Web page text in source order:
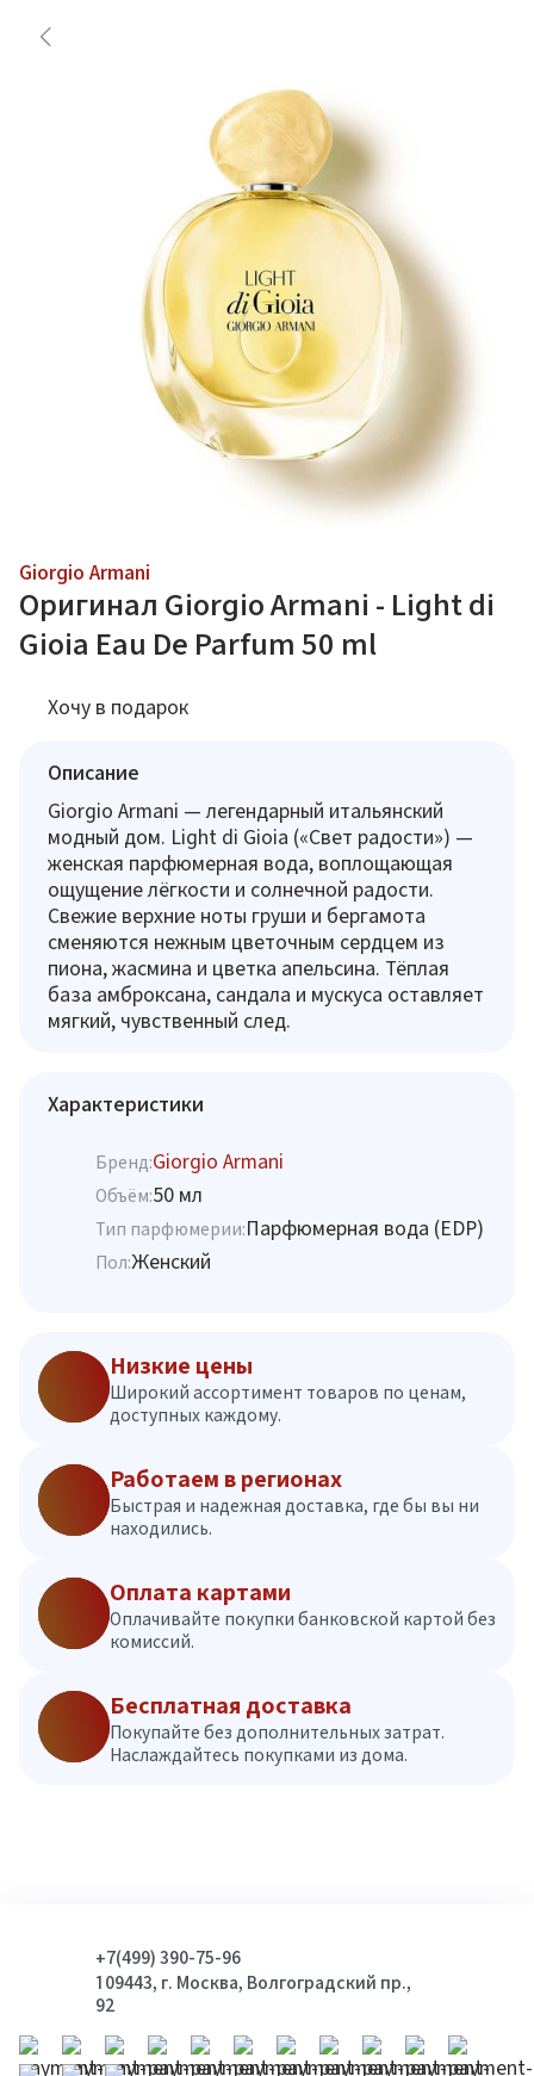
Giorgio Armani
Оригинал Giorgio Armani - Light di
Gioia Eau De Parfum 50 ml
Хочу в подарок
Описание
Giorgio Armani — легендарный итальянский
модный дом. Light di Gioia («Свет радости») —
женская парфюмерная вода, воплощающая
ощущение лёгкости и солнечной радости.
Свежие верхние ноты груши и бергамота
сменяются нежным цветочным сердцем из
пиона, жасмина и цветка апельсина. Тёплая
база амброксана, сандала и мускуса оставляет
мягкий, чувственный след.
Характеристики
Бренд:Giorgio Armani
Объём:50 мл
Тип парфюмерии:Парфюмерная вода (EDP)
Пол:Женский
Низкие цены
Широкий ассортимент товаров по ценам,
доступных каждому.
Работаем в регионах
Быстрая и надежная доставка, где бы вы ни
находились.
Оплата картами
Оплачивайте покупки банковской картой без
комиссий.
Бесплатная доставка
Покупайте без дополнительных затрат.
Наслаждайтесь покупками из дома.
+7(499) 390-75-96
109443, г. Москва, Волгоградский пр.,
92